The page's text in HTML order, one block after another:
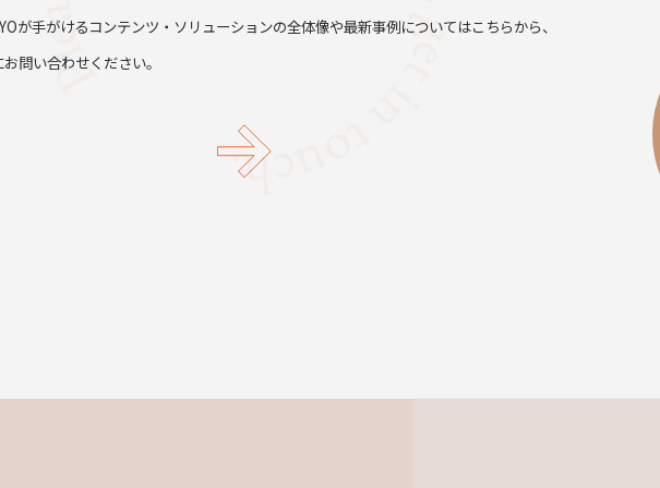
が手がけるコンテンツ・ソリューションの全体像や最新事例についてはこちらから、
問い合わせください。